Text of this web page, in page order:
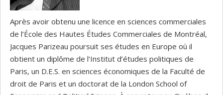
Après avoir obtenu une licence en sciences commerciales
de l’École des Hautes Études Commerciales de Montréal,
Jacques Parizeau poursuit ses études en Europe où il
obtient un diplôme de l’Institut d’études politiques de
Paris, un D.E.S. en sciences économiques de la Faculté de
droit de Paris et un doctorat de la London School of